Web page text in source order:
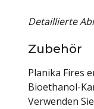
Detaillierte
Zubehör
Planika Fires
Bioethanol-
Verwenden